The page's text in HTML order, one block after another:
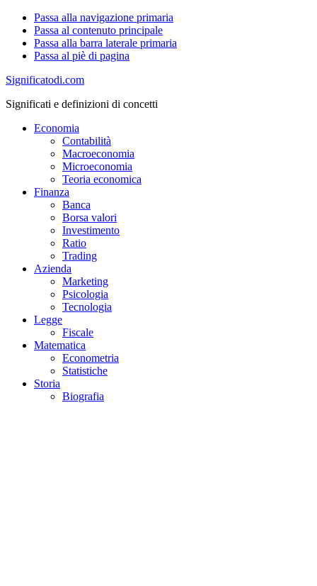
Passa alla navigazione primaria
Passa al contenuto principale
Passa alla barra laterale primaria
Passa al piè di pagina
Significatodi.com
Significati e definizioni di concetti
Economia
Contabilità
Macroeconomia
Microeconomia
Teoria economica
Finanza
Banca
Borsa valori
Investimento
Ratio
Trading
Azienda
Marketing
Psicologia
Tecnologia
Legge
Fiscale
Matematica
Econometria
Statistiche
Storia
Biografia